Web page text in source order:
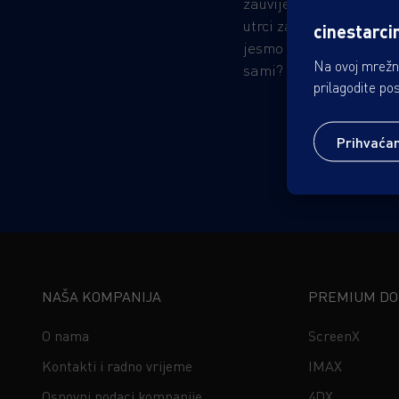
utrci za istinom,
jesmo li spremni
sami?
NAŠA KOMPANIJA
O nama
Kontakti i radno vrijeme
PREMIUM
ScreenX
IMAX
Na ovoj
prilagodite